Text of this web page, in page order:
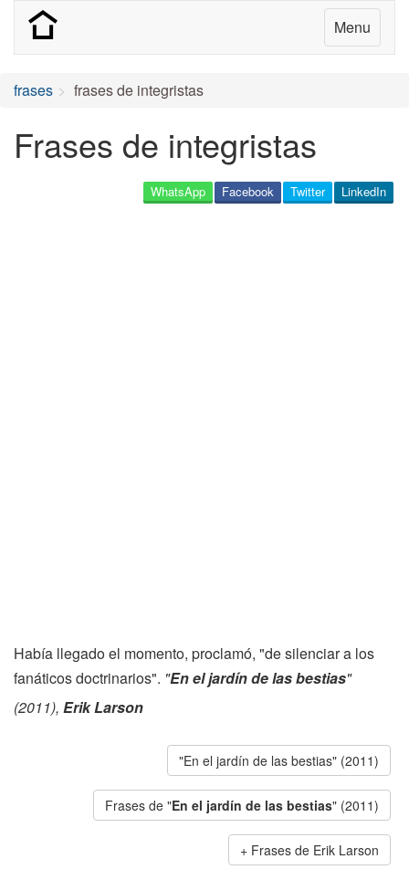
Menu
frases frases de integristas
Frases de integristas
LinkedIn
Twitter
Facebook
WhatsApp
Había llegado el momento, proclamó, "de silenciar a los
fanáticos doctrinarios". "En el jardín de las bestias"
(2011), Erik Larson
"En el jardín de las bestias" (2011)
Frases de "En el jardín de las bestias" (2011)
Frases de Erik Larson